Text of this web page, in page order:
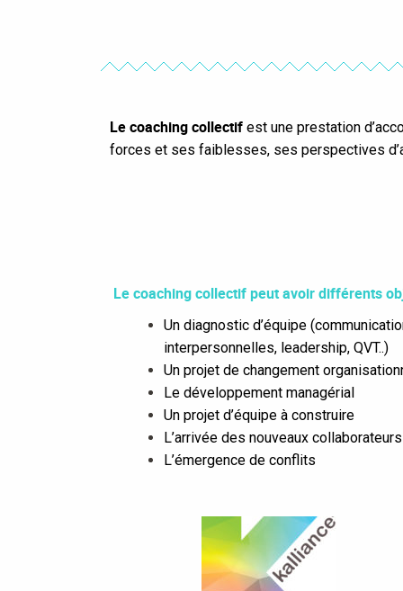
Le coaching collectif est une prestation
forces et ses faiblesses, ses perspectives
Le coaching collectif peut avoir différents
Un diagnostic d’équipe
interpersonnelles, leadership, QVT..)
Un projet de changement
Le développement managérial
Un projet d’équipe à construire
L’arrivée des nouveaux collaborateurs
L’émergence de conflits